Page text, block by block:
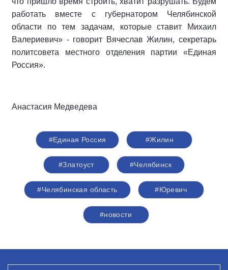
работать вместе с губернатором Челябинской
области по тем задачам, которые ставит Михаил
Валериевич» - говорит Вячеслав Жилин, секретарь
политсовета местного отделения партии «Единая
Россия».
Анастасия Медведева
#Единая Россия #Жилин
#Златоуст #Челябинск
#Челябинская область #Юревич
#новости